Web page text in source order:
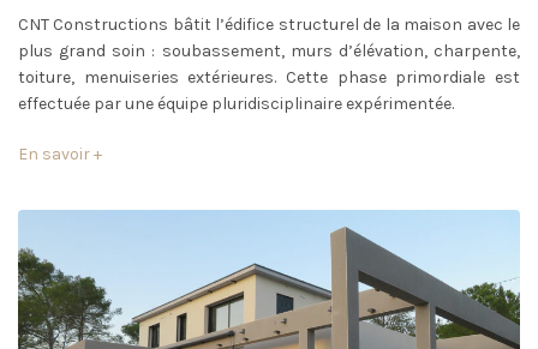
CNT Constructions bâtit l’édifice structurel de la maison avec le
plus grand soin : soubassement, murs d’élévation, charpente,
toiture, menuiseries extérieures. Cette phase primordiale est
effectuée par une équipe pluridisciplinaire expérimentée.
En savoir +